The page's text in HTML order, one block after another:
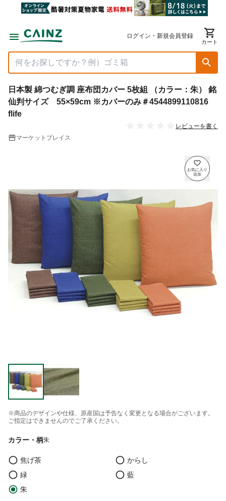
ログイン・新規会員登録
カート
日本製 綿つむぎ調 座布団カバー 5枚組 （カラー：朱） 銘
仙判サイズ 55×59cm ※カバーのみ＃4544899110816
flife
レビューを書く
マーケットプレイス
※商品のデザインや仕様、原産国は予告なく変更となる場合がございます。
ご指定はできませんのでご了承ください。
カラー・柄朱
焦げ茶
からし
緑
藍
朱